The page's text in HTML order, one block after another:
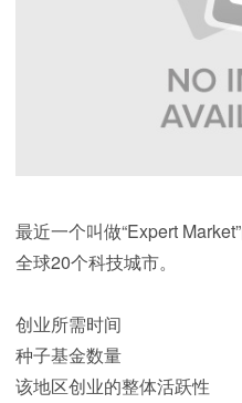
最近一个叫做“Expert
全球20个科技城市。
创业所需时间
种子基金数量
该地区创业的整体活跃性